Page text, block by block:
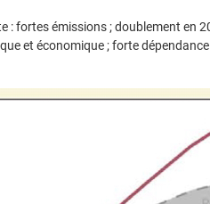
: fortes émissions ; doublement en
et économique ; forte